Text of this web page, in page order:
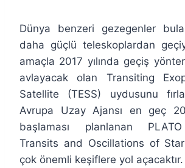
Dünya benzeri gezegenler
daha güçlü teleskoplardan
amaçla 2017 yılında geçiş
avlayacak olan Transiting
Satellite (TESS) uydusunu
Avrupa Uzay Ajansı en geç
başlaması planlanan
Transits and Oscillations of
çok önemli keşiflere yol açacaktır.